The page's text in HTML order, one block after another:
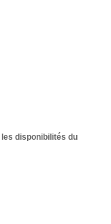
disponibilités du